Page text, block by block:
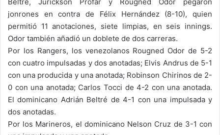
jonrones en contra de Félix Hernández (8-10), quien
permitió 11 anotaciones, siete limpias, en seis innings.
Odor también añadió un doblete de dos carreras.
Por los Rangers, los venezolanos Rougned Odor de 5-2
con cuatro impulsadas y dos anotadas; Elvis Andrus de 5-1
con una producida y una anotada; Robinson Chirinos de 2-
0 con una anotada; Carlos Tocci de 4-2 con una anotada.
El dominicano Adrián Beltré de 4-1 con una impulsada y
dos anotadas.
Por los Marineros, el dominicano Nelson Cruz de 3-1 con